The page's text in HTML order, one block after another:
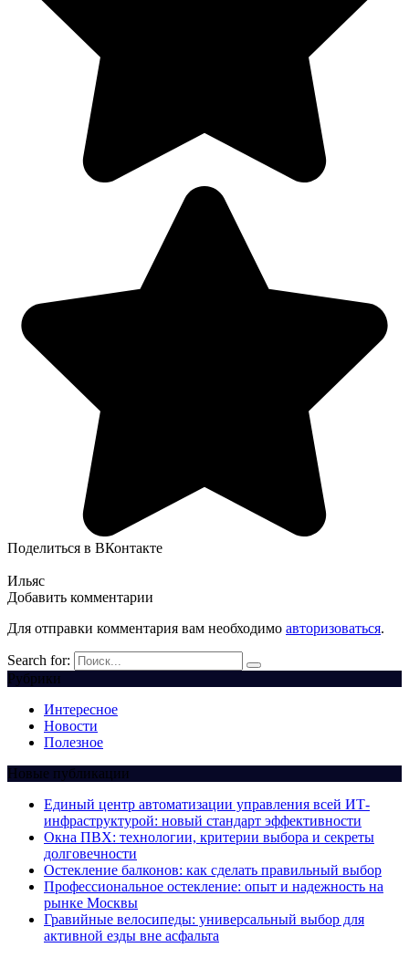
Поделиться в ВКонтакте
Ильяс
Добавить комментарии
Для отправки комментария вам необходимо авторизоваться.
Search for:
Рубрики
Интересное
Новости
Полезное
Новые публикации
Единый центр автоматизации управления всей ИТ-
инфраструктурой: новый стандарт эффективности
Окна ПВХ: технологии, критерии выбора и секреты
долговечности
Остекление балконов: как сделать правильный выбор
Профессиональное остекление: опыт и надежность на
рынке Москвы
Гравийные велосипеды: универсальный выбор для
активной езды вне асфальта